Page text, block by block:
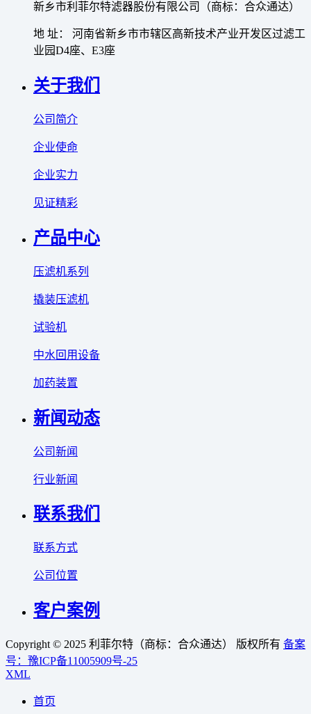
新乡市利菲尔特滤器股份有限公司（商标：合众通达）
地 址： 河南省新乡市市辖区高新技术产业开发区过滤工
业园D4座、E3座
关于我们
公司简介
企业使命
企业实力
见证精彩
产品中心
压滤机系列
撬装压滤机
试验机
中水回用设备
加药装置
新闻动态
公司新闻
行业新闻
联系我们
联系方式
公司位置
客户案例
Copyright © 2025 利菲尔特（商标：合众通达） 版权所有 备案
号：豫ICP备11005909号-25
XML
首页